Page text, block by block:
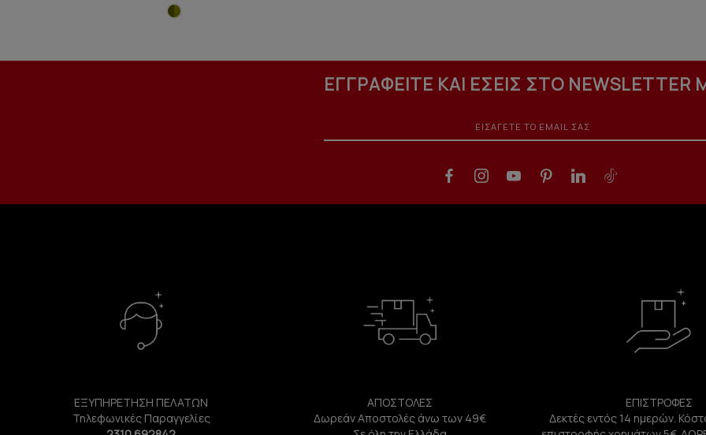
ΕΓΓΡΑΦΕΙΤΕ ΚΑΙ ΕΣΕΙΣ ΣΤΟ NEWSLETTER
ΕΞΥΠΗΡΕΤΗΣΗ ΠΕΛΑΤΩΝ
Τηλεφωνικές Παραγγελίες
ΑΠΟΣΤΟΛΕΣ
Δωρεάν Αποστολές άνω των 49€
ΕΠΙΣΤΡΟΦΕΣ
Δεκτές εντός 14 ημερών.